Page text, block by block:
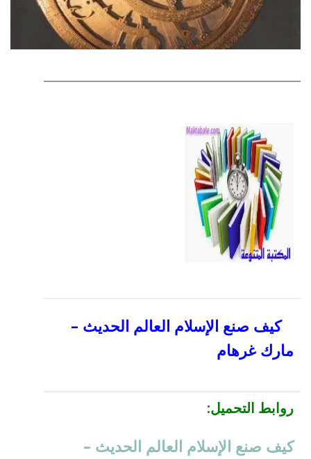
كيف صنع الإسلام العالم الحديث –
مارك غرهام
روابط التحميل:
كيف صنع الإسلام العالم الحديث –